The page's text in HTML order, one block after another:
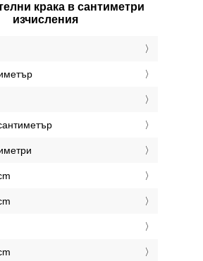
крака в сантиметри
изчисления